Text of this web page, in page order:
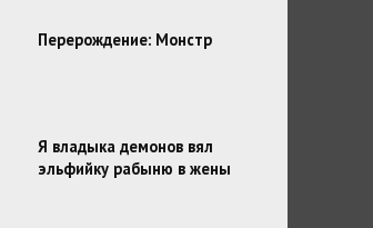
Перерождение: Монстр
Я владыка демонов вял
эльфийку рабыню в жены